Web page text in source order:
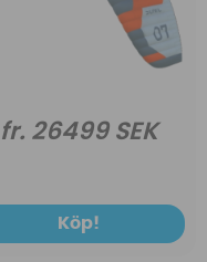
fr. 26499 SEK
Köp!